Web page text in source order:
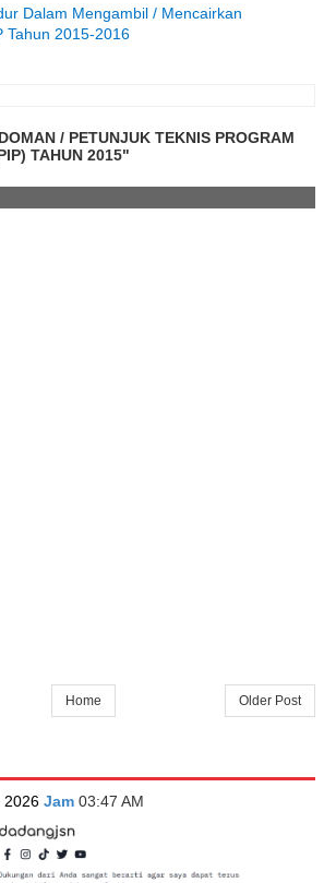
Dalam Mengambil / Mencairkan
Tahun 2015-2016
/ PETUNJUK TEKNIS PROGRAM
TAHUN 2015"
Older Post
Home
2026 Jam 03:47 AM